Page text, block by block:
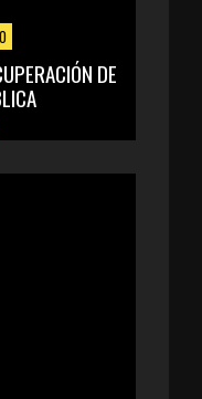
DE